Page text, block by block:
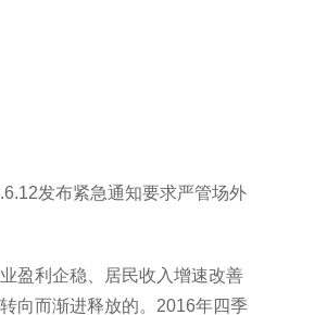
发布紧急通知要求严管场外
盈利企稳、居民收入增速改善
向而渐进释放的。2016年四季